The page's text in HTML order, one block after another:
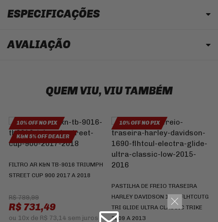
ESPECIFICAÇÕES
AVALIAÇÃO
QUEM VIU, VIU TAMBÉM
10% OFF NO PIX
K&N 5% OFF DEALER
FILTRO AR K&N TB-9016 TRIUMPH
STREET CUP 900 2017 A 2018
R$ 789,99
R$ 731,49
ou 10x de R$ 73,14 sem juros
10% OFF NO PIX
PASTILHA DE FREIO TRASEIRA
HARLEY DAVIDSON 1690 FLHTCUTG
TRI GLIDE ULTRA CLASSIC TRIKE
2009 A 2013